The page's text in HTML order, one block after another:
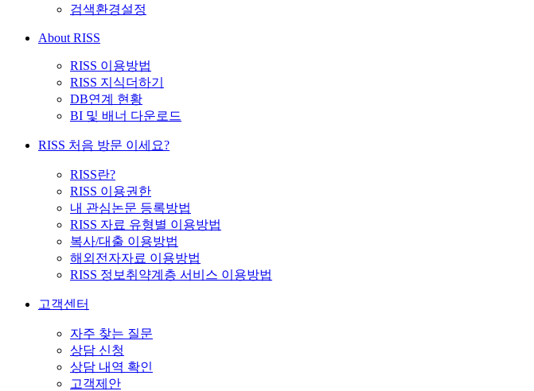
검색환경설정
About RISS
RISS 이용방법
RISS 지식더하기
DB연계 현황
BI 및 배너 다운로드
RISS 처음 방문 이세요?
RISS란?
RISS 이용권한
내 관심논문 등록방법
RISS 자료 유형별 이용방법
복사/대출 이용방법
해외전자자료 이용방법
RISS 정보취약계층 서비스 이용방법
고객센터
자주 찾는 질문
상담 신청
상담 내역 확인
고객제안